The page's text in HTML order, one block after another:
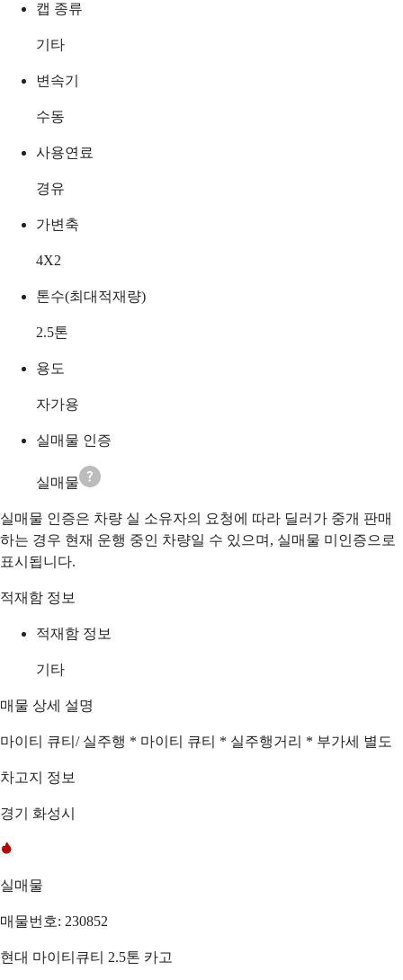
캡 종류
기타
변속기
수동
사용연료
경유
가변축
4X2
톤수(최대적재량)
2.5톤
용도
자가용
실매물 인증
실매물
실매물 인증은 차량 실 소유자의 요청에 따라 딜러가 중개 판매
하는 경우 현재 운행 중인 차량일 수 있으며, 실매물 미인증으로
표시됩니다.
적재함 정보
적재함 정보
기타
매물 상세 설명
마이티 큐티/ 실주행 * 마이티 큐티 * 실주행거리 * 부가세 별도
차고지 정보
경기 화성시
실매물
매물번호: 230852
현대 마이티큐티 2.5톤 카고